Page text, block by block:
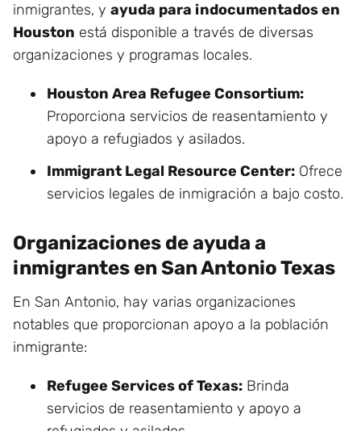
inmigrantes, y ayuda para indocumentados en
Houston está disponible a través de diversas
organizaciones y programas locales.
Houston Area Refugee Consortium:
Proporciona servicios de reasentamiento y
apoyo a refugiados y asilados.
Immigrant Legal Resource Center: Ofrece
servicios legales de inmigración a bajo costo.
Organizaciones de ayuda a
inmigrantes en San Antonio Texas
En San Antonio, hay varias organizaciones
notables que proporcionan apoyo a la población
inmigrante:
Refugee Services of Texas: Brinda
servicios de reasentamiento y apoyo a